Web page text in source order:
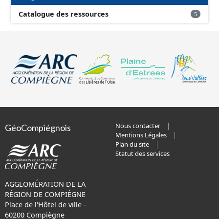
Catalogue des ressources 5
GéoCompiégnois
AGGLOMÉRATION DE LA
RÉGION DE COMPIÈGNE
Place de l'Hôtel de ville -
60200 Compiègne
Nous contacter
Mentions Légales
Plan du site
Statut des services